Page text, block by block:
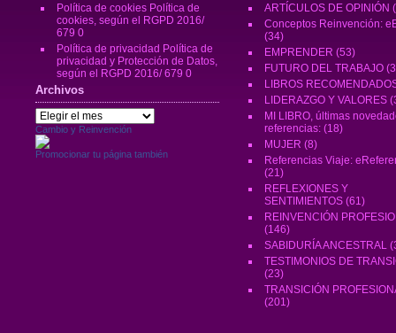
Política de cookies Política de
cookies, según el RGPD 2016/
679 0
Política de privacidad Política de
privacidad y Protección de Datos,
según el RGPD 2016/ 679 0
Archivos
Archivos
Cambio y Reinvención
Promocionar tu página también
ARTÍCULOS DE OPINIÓN
Conceptos Reinvención:
(34)
EMPRENDER (53)
FUTURO DEL TRABAJO
LIBROS
LIDERAZGO Y VALORES
MI LIBRO, últimas
referencias: (18)
MUJER (8)
Referencias Viaje:
(21)
REFLEXIONES Y
SENTIMIENTOS (61)
REINVENCIÓN
(146)
SABIDURÍA ANCESTRAL
TESTIMONIOS DE
(23)
TRANSICIÓN
(201)